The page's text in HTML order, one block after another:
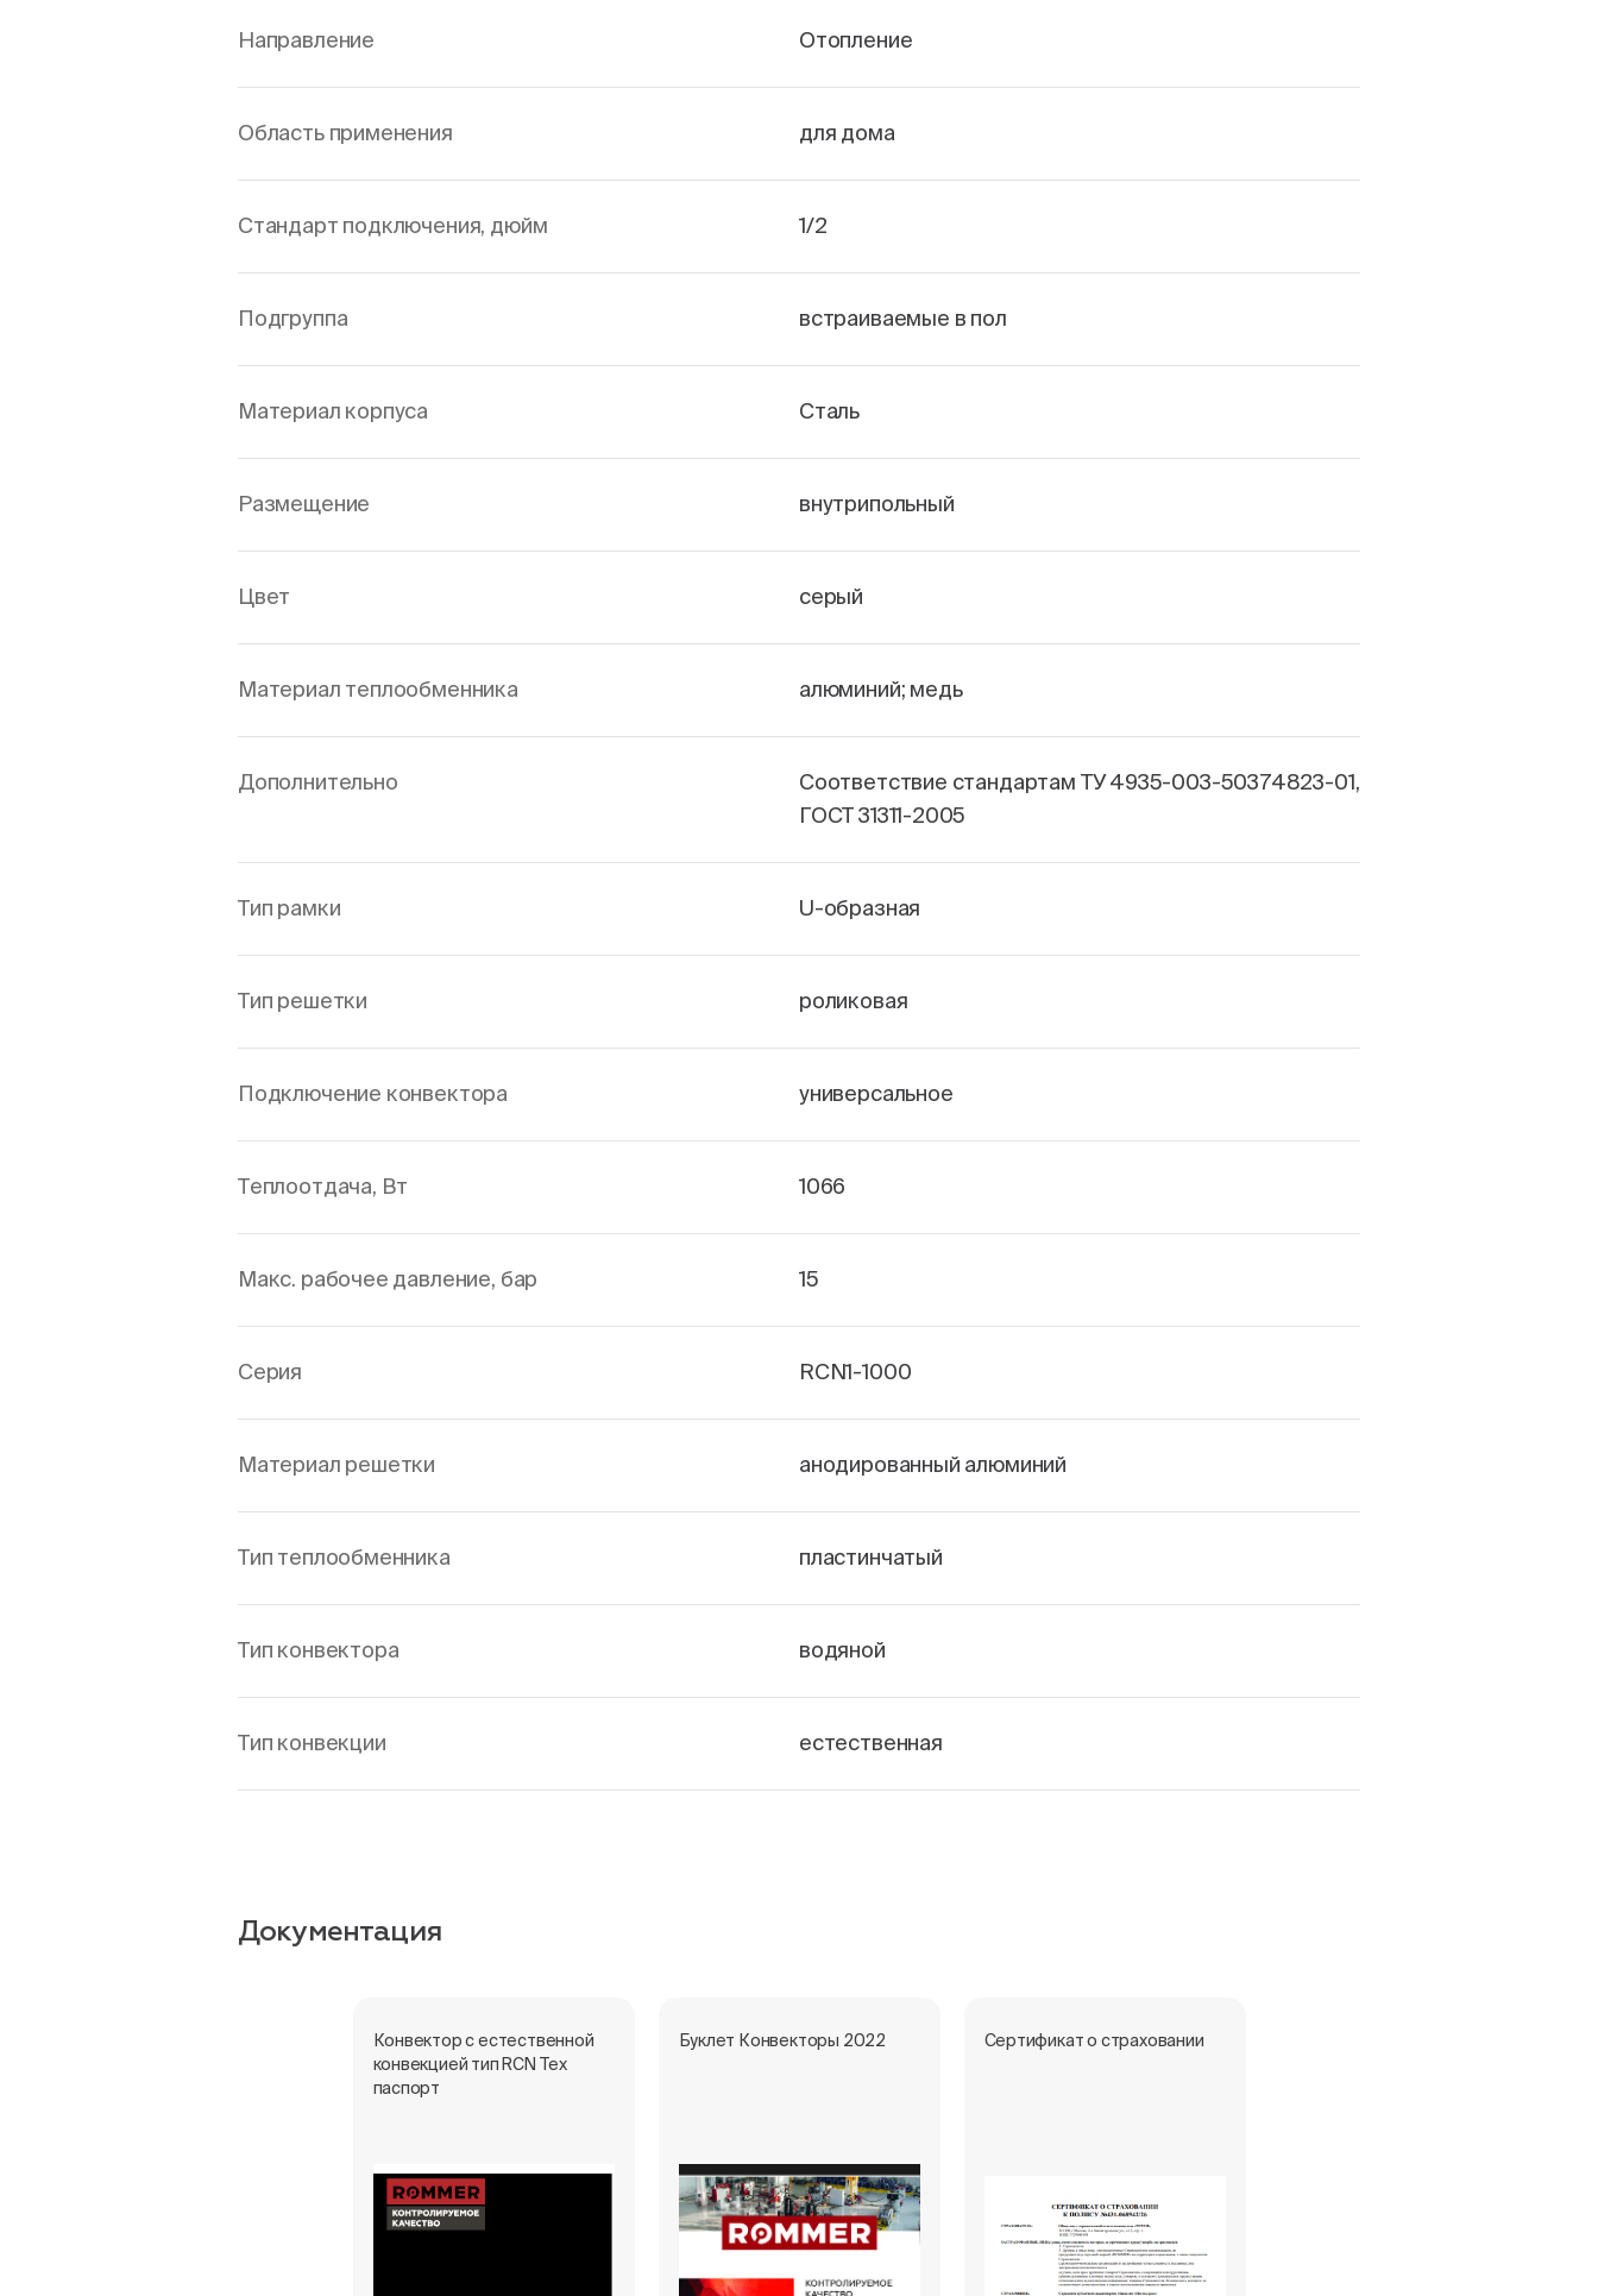
Направление Отопление
Область применения для дома
Стандарт подключения, дюйм 1/2
Подгруппа встраиваемые в пол
Материал корпуса Сталь
Размещение внутрипольный
Цвет серый
Материал теплообменника алюминий; медь
Дополнительно
Соответствие стандартам ТУ 4935-003-50374823-01,
ГОСТ 31311-2005
Тип рамки U-образная
Тип решетки роликовая
Подключение конвектора универсальное
Теплоотдача, Вт 1066
Макс. рабочее давление, бар 15
Серия RCN1-1000
Материал решетки анодированный алюминий
Тип теплообменника пластинчатый
Тип конвектора водяной
Тип конвекции естественная
Документация
Конвектор с естественной
конвекцией тип RCN Тех
паспорт
Буклет Конвекторы 2022 Сертификат о страховании